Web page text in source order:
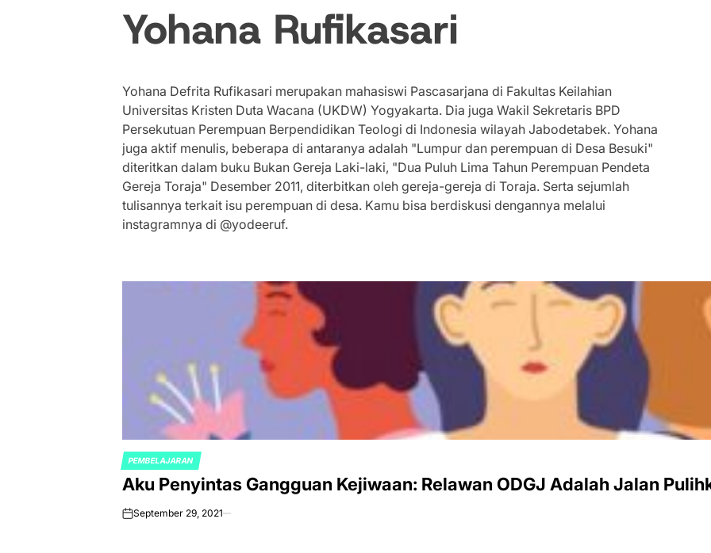
Yohana Rufikasari
Yohana Defrita Rufikasari merupakan mahasiswi Pascasarjana di Fakultas Keilahian
Universitas Kristen Duta Wacana (UKDW) Yogyakarta. Dia juga Wakil Sekretaris BPD
Persekutuan Perempuan Berpendidikan Teologi di Indonesia wilayah Jabodetabek. Yohana
juga aktif menulis, beberapa di antaranya adalah "Lumpur dan perempuan di Desa Besuki"
diteritkan dalam buku Bukan Gereja Laki-laki, "Dua Puluh Lima Tahun Perempuan Pendeta
Gereja Toraja" Desember 2011, diterbitkan oleh gereja-gereja di Toraja. Serta sejumlah
tulisannya terkait isu perempuan di desa. Kamu bisa berdiskusi dengannya melalui
instagramnya di @yodeeruf.
POSTED
IN
PEMBELAJARAN
Aku Penyintas Gangguan Kejiwaan: Relawan ODGJ Adalah Jalan
onSeptember 29, 2021